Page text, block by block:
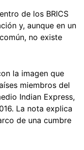
de los BRICS
y, aunque en un
no existe
la imagen que
miembros del
Indian Express,
La nota explica
de una cumbre